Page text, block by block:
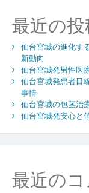
ョ
ン
最近の投
仙台宮城の進化す
新動向
仙台宮城発男性医
仙台宮城発患者目
事情
仙台宮城の包茎治
仙台宮城発安心と
最近のコ